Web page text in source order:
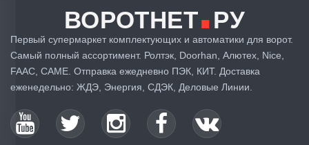
ВОРОТНЕТ РУ
Первый супермаркет комплектующих и автоматики для ворот.
Самый полный ассортимент. Ролтэк, Doorhan, Алютех, Nice,
FAAC, CAME. Отправка ежедневно ПЭК, КИТ. Доставка
еженедельно: ЖДЭ, Энергия, СДЭК, Деловые Линии.